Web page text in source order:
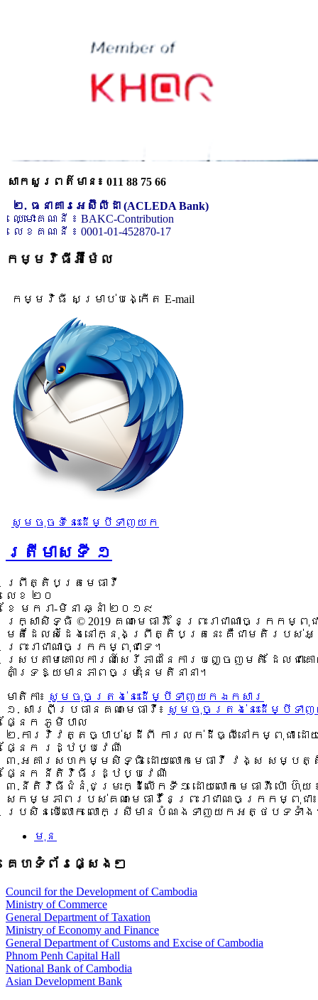
សាកសួរពត៌មាន៖ 011 88 75 66
២. ធនាគារអេស៊ីលីដា (ACLEDA Bank)
ឈ្មោះគណនី ៖ BAKC-Contribution
លេខគណនី ៖ 0001-01-452870-17
កម្មវិធីអ៊ីម៉ែល
កម្មវិធី សម្រាប់បង្កើត E-mail
សូមចុចទីនេះដើម្បីទាញយក
ត្រីមាសទី ១
ព្រឹត្តិបត្រមេធាវី
លេខ ២០
ខែ មករា-មិនា ឆ្នាំ ២០១៩
រក្សាសិទ្ធិ © 2019 គណៈមេធាវី នៃព្រះរាជាណាចក្រកម្ពុជ
មតិដែលសំដែងនៅក្នុងព្រឹត្តិបត្រនេះ គឺជាមតិរបស់អ្
ព្រះរាជាណាចក្រកម្ពុជាទេ។
ស្រប​តាមគោលការណ៍សេរីភាពនៃការបញ្ចេញមតិ ដែលជ
គាំទ្រឱ្យមានភាពចម្រុះនៃមតិនានា។
មាតិកា៖ សូមចុចត្រង់នេះដើម្បីទាញយកឯកសារ
១. សារពីប្រធានគណៈមេធាវី៖ សូមចុចត្រង់នេះដើម្បីទា
ផ្នែក ភូមិបាល
២.ការវិវត្តច្បាប់ស្ដីពី ការលក់ដីធ្លីនៅកម្ពុជា ដោ
ផ្នែក រដ្ឋប្បវេណី
៣.អគារសហកម្មសិទ្ធិ ដោយលោកមេធាវី វង្ស សម្បត្
ផ្នែក នីតិវិធីរដ្ឋប្បវេណី
៣.នីតិវិធីជំនុំជម្រះក្ដីលើកទី១ ដោយលោកមេធាវី ប៉ោ ហ៊ុយ
សកម្មភាពរបស់គណៈមេធាវីនៃព្រះរាជាណចក្រកម្ពុជា
ប្រសិនបើលោក លោកស្រីមានបំណងទាញយកអត្ថបទទាំង
មុន
គេហទំព័រផ្សេងៗ
Council for the Development of Cambodia
Ministry of Commerce
General Department of Taxation
Ministry of Economy and Finance
General Department of Customs and Excise of Cambodia
Phnom Penh Capital Hall
National Bank of Cambodia
Asian Development Bank